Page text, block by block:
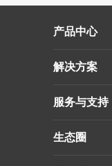
产品中心
解决方案
服务与支持
生态圈